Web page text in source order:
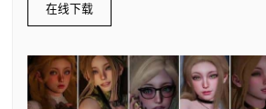
在线下载